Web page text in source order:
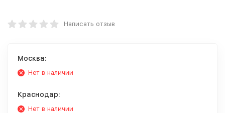
Написать отзыв
Москва:
Нет в наличии
Краснодар:
Нет в наличии